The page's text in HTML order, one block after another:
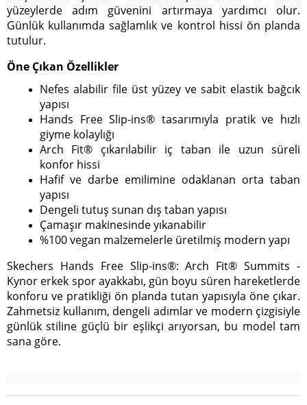
yüzeylerde adım güvenini artırmaya yardımcı olur.
Günlük kullanımda sağlamlık ve kontrol hissi ön planda
tutulur.
Öne Çıkan Özellikler
Nefes alabilir file üst yüzey ve sabit elastik bağcık
yapısı
Hands Free Slip-ins® tasarımıyla pratik ve hızlı
giyme kolaylığı
Arch Fit® çıkarılabilir iç taban ile uzun süreli
konfor hissi
Hafif ve darbe emilimine odaklanan orta taban
yapısı
Dengeli tutuş sunan dış taban yapısı
Çamaşır makinesinde yıkanabilir
%100 vegan malzemelerle üretilmiş modern yapı
Skechers Hands Free Slip-ins®: Arch Fit® Summits -
Kynor erkek spor ayakkabı, gün boyu süren hareketlerde
konforu ve pratikliği ön planda tutan yapısıyla öne çıkar.
Zahmetsiz kullanım, dengeli adımlar ve modern çizgisiyle
günlük stiline güçlü bir eşlikçi arıyorsan, bu model tam
sana göre.